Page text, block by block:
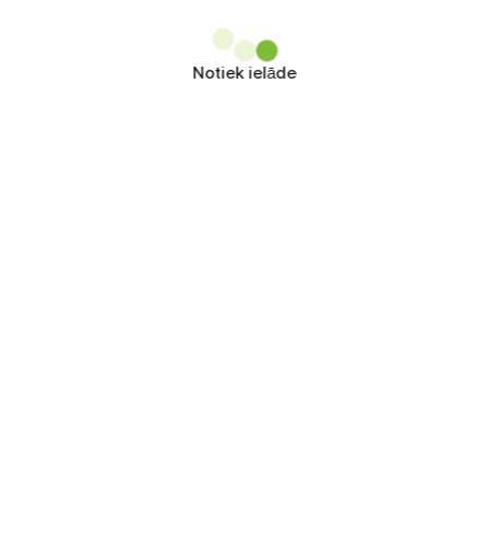
Notiek ielāde